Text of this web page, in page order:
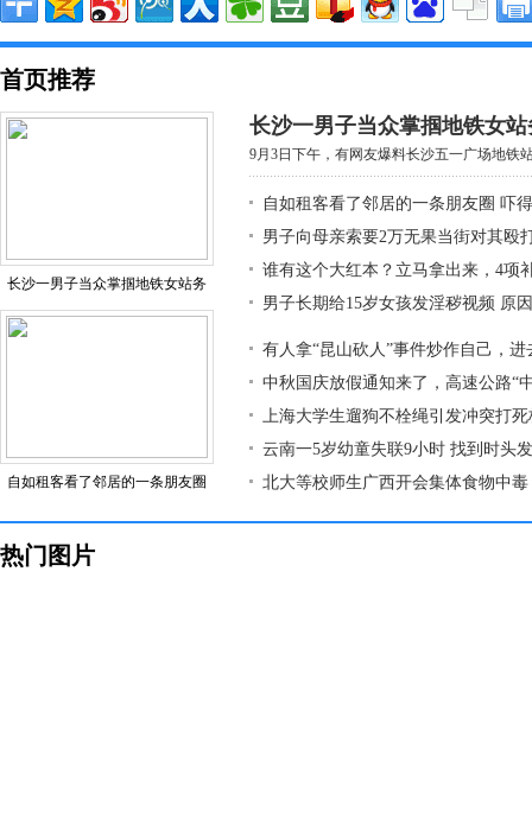
首页推荐
长沙一男子当众掌掴地铁女站务
自如租客看了邻居的一条朋友圈
长沙一男子当众掌掴地铁女
9月3日下午，有网友爆料长沙五一广场地铁
自如租客看了邻居的一条朋友圈 吓
男子向母亲索要2万无果当街对其殴
谁有这个大红本？立马拿出来，4项
男子长期给15岁女孩发淫秽视频 原
有人拿“昆山砍人”事件炒作自己，进
中秋国庆放假通知来了，高速公路“
上海大学生遛狗不栓绳引发冲突打
云南一5岁幼童失联9小时 找到时头
北大等校师生广西开会集体食物中毒
热门图片